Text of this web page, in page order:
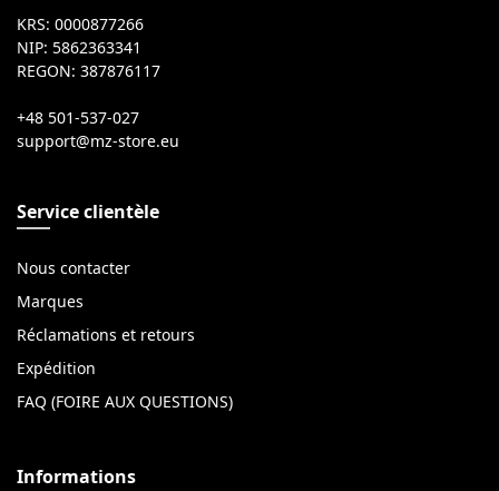
KRS: 0000877266
NIP: 5862363341
REGON: 387876117
+48 501-537-027
Service clientèle
Nous contacter
Marques
Réclamations et retours
Expédition
FAQ (FOIRE AUX QUESTIONS)
Informations